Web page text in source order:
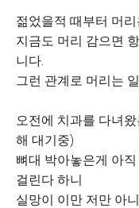
젊었을적 때부터 머
지금도 머리 감으면
니다.
그런 관계로 머리는
오전에 치과를 다녀
해 대기중)
뼈대 박아놓은게 아
걸린다 하니
실망이 이만 저만 아